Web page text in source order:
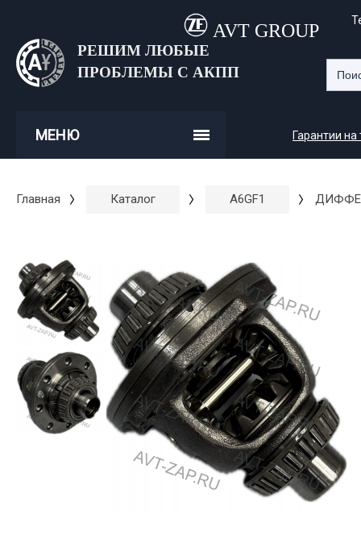
AVT GROUP
РЕШИМ ЛЮБЫЕ
ПРОБЛЕМЫ С АКПП
МЕНЮ Гарантии на
Главная Каталог A6GF1